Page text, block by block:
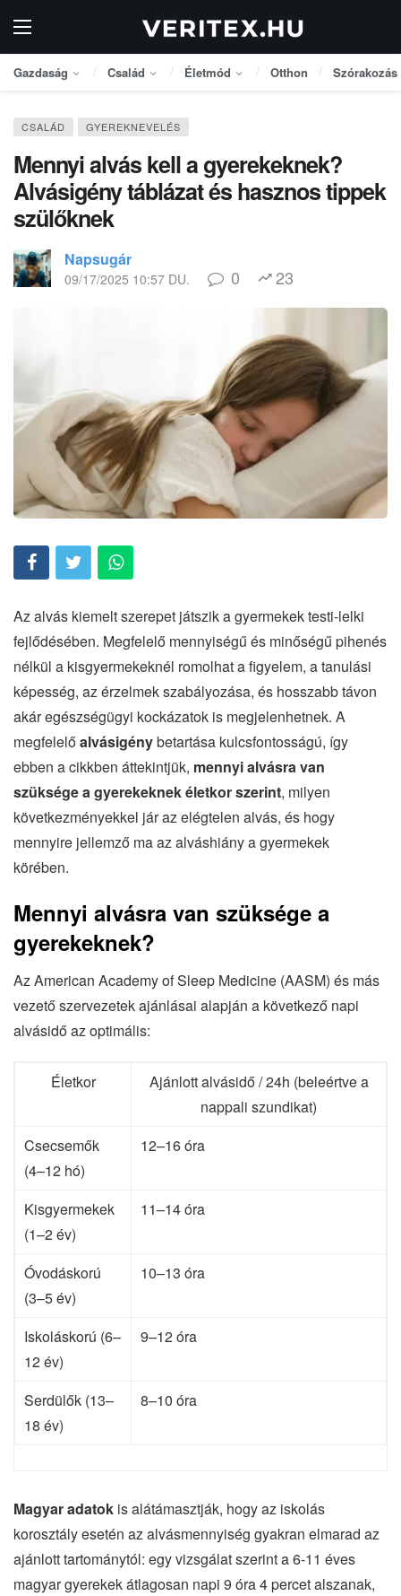
Gazdaság Család Életmód Otthon Szórakozás
CSALÁD GYEREKNEVELÉS
Mennyi alvás kell a gyerekeknek?
Alvásigény táblázat és hasznos tippek
szülőknek
Napsugár
09/17/2025 10:57 DU. 0 23
Az alvás kiemelt szerepet játszik a gyermekek testi-lelki
fejlődésében. Megfelelő mennyiségű és minőségű pihenés
nélkül a kisgyermekeknél romolhat a figyelem, a tanulási
képesség, az érzelmek szabályozása, és hosszabb távon
akár egészségügyi kockázatok is megjelenhetnek. A
megfelelőalvásigénybetartása kulcsfontosságú, így
ebben a cikkben áttekintjük, mennyi alvásra van
szüksége a gyerekeknek életkor szerint, milyen
következményekkel jár az elégtelen alvás, és hogy
mennyire jellemző ma az alváshiány a gyermekek
körében.
Mennyi alvásra van szüksége a
gyerekeknek?
Az American Academy of Sleep Medicine (AASM) és más
vezető szervezetek ajánlásai alapján a következő napi
alvásidő az optimális:
Életkor
Ajánlott alvásidő / 24h (beleértve a
nappali szundikat)
Csecsemők
(4–12 hó)
12–16 óra
Kisgyermekek
(1–2 év)
11–14 óra
Óvodáskorú
(3–5 év)
10–13 óra
Iskoláskorú (6–
12 év)
9–12 óra
Serdülők (13–
18 év)
8–10 óra
Magyar adatok is alátámasztják, hogy az iskolás
korosztály esetén az alvásmennyiség gyakran elmarad az
ajánlott tartománytól: egy vizsgálat szerint a 6-11 éves
magyar gyerekek átlagosan napi 9 óra 4 percet alszanak,